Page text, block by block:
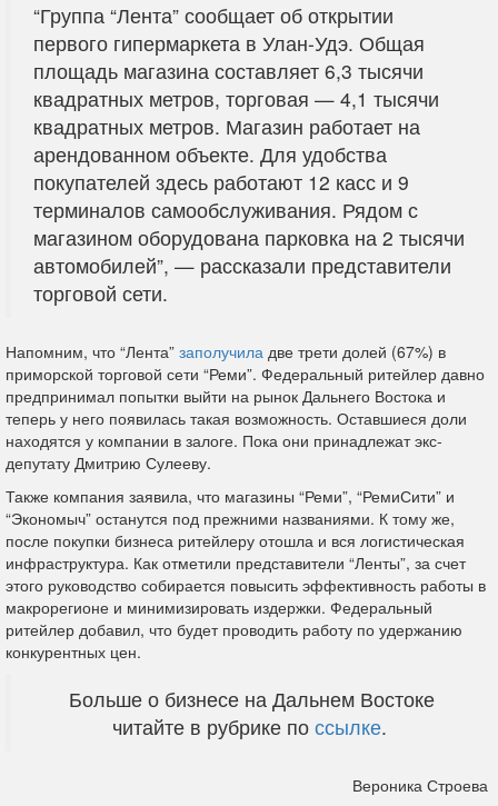
“Группа “Лента” сообщает об открытии
первого гипермаркета в Улан-Удэ. Общая
площадь магазина составляет 6,3 тысячи
квадратных метров, торговая — 4,1 тысячи
квадратных метров. Магазин работает на
арендованном объекте. Для удобства
покупателей здесь работают 12 касс и 9
терминалов самообслуживания. Рядом с
магазином оборудована парковка на 2 тысячи
автомобилей”, — рассказали представители
торговой сети.
Напомним, что “Лента” заполучила две трети долей (67%) в
приморской торговой сети “Реми”. Федеральный ритейлер давно
предпринимал попытки выйти на рынок Дальнего Востока и
теперь у него появилась такая возможность. Оставшиеся доли
находятся у компании в залоге. Пока они принадлежат экс-
депутату Дмитрию Сулееву.
Также компания заявила, что магазины “Реми”, “РемиСити” и
“Экономыч” останутся под прежними названиями. К тому же,
после покупки бизнеса ритейлеру отошла и вся логистическая
инфраструктура. Как отметили представители “Ленты”, за счет
этого руководство собирается повысить эффективность работы в
макрорегионе и минимизировать издержки. Федеральный
ритейлер добавил, что будет проводить работу по удержанию
конкурентных цен.
Больше о бизнесе на Дальнем Востоке
читайте в рубрике по ссылке.
Вероника Строева